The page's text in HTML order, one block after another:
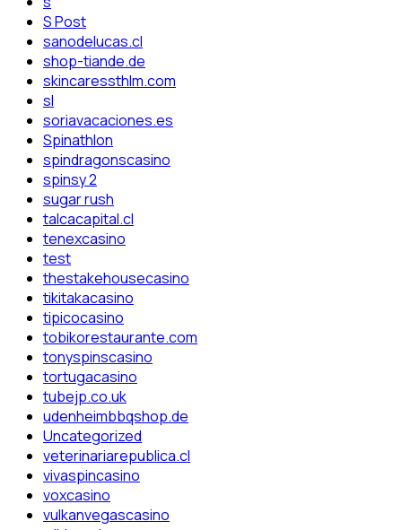
S Post
sanodelucas.cl
shop-tiande.de
skincaressthlm.com
sl
soriavacaciones.es
Spinathlon
spindragonscasino
spinsy 2
sugar rush
talcacapital.cl
tenexcasino
test
thestakehousecasino
tikitakacasino
tipicocasino
tobikorestaurante.com
tonyspinscasino
tortugacasino
tubejp.co.uk
udenheimbbqshop.de
Uncategorized
veterinariarepublica.cl
vivaspincasino
voxcasino
vulkanvegascasino